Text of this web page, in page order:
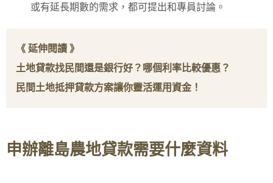
或有延長期數的需求，都可提出和專員討論。
《 延伸閱讀 》
土地貸款找民間還是銀行好？哪個利率比較優惠？
民間土地抵押貸款方案讓你靈活運用資金！
申辦離島農地貸款需要什麼資料